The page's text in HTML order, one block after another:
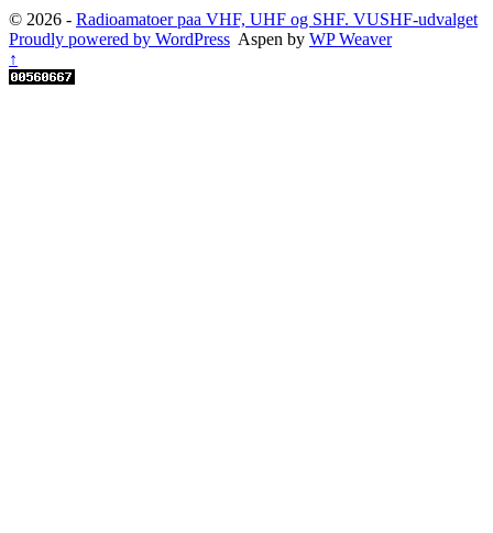
© 2026 - Radioamatoer paa VHF, UHF og SHF. VUSHF-udvalget
Proudly powered by WordPress Aspen by WP Weaver
↑